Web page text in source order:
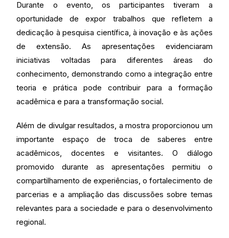
Durante o evento, os participantes tiveram a
oportunidade de expor trabalhos que refletem a
dedicação à pesquisa científica, à inovação e às ações
de extensão. As apresentações evidenciaram
iniciativas voltadas para diferentes áreas do
conhecimento, demonstrando como a integração entre
teoria e prática pode contribuir para a formação
acadêmica e para a transformação social.
Além de divulgar resultados, a mostra proporcionou um
importante espaço de troca de saberes entre
acadêmicos, docentes e visitantes. O diálogo
promovido durante as apresentações permitiu o
compartilhamento de experiências, o fortalecimento de
parcerias e a ampliação das discussões sobre temas
relevantes para a sociedade e para o desenvolvimento
regional.